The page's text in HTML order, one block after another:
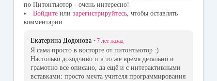
по Питонтьютор - очень интересно!
Войдите или зарегистрируйтесь , чтобы оставлять
комментарии
Екатерина Додонова • 7 лет назад
Я сама просто в восторге от питонтьютор :)
Настолько доходчиво и в то же время детально и
грамотно все описано, да ещё и с интерактивными
вставками: просто мечта учителя программирования